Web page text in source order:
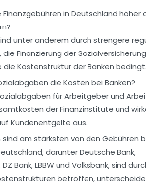
Finanzgebühren in Deutschland höher
unter anderem durch strengere
Finanzierung der
die Kostenstruktur der Banken bedingt.
die Kosten bei Banken?
für Arbeitgeber und
der Finanzinstitute und
Kundenentgelte aus.
sind am stärksten von den Gebühren
darunter Deutsche Bank,
Bank, LBBW und Volksbank, sind
betroffen,